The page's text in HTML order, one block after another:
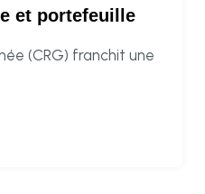
et portefeuille
(CRG) franchit une